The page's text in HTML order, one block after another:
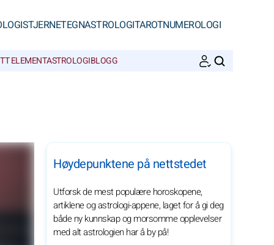
STJERNETEGNASTROLOGITAROTNUMEROLOGI
ELEMENTASTROLOGIBLOGG
Høydepunktene på nettstedet
Utforsk de mest populære horoskopene,
artiklene og astrologi-appene, laget for å gi deg
både ny kunnskap og morsomme opplevelser
med alt astrologien har å by på!